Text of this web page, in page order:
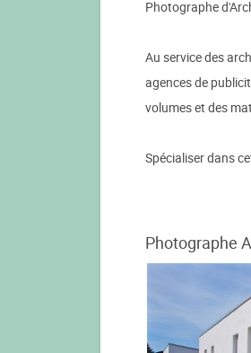
Photographe
Au service des
agences de
volumes et des
Spécialiser dans
Photographe